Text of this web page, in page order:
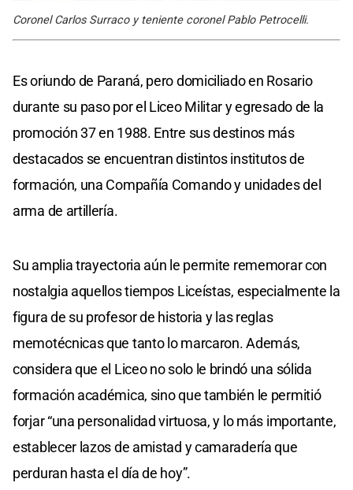
Coronel Carlos Surraco y teniente coronel Pablo Petrocelli.
Es oriundo de Paraná, pero domiciliado en Rosario
durante su paso por el Liceo Militar y egresado de la
promoción 37 en 1988. Entre sus destinos más
destacados se encuentran distintos institutos de
formación, una Compañía Comando y unidades del
arma de artillería.
Su amplia trayectoria aún le permite rememorar con
nostalgia aquellos tiempos Liceístas, especialmente la
figura de su profesor de historia y las reglas
memotécnicas que tanto lo marcaron. Además,
considera que el Liceo no solo le brindó una sólida
formación académica, sino que también le permitió
forjar “una personalidad virtuosa, y lo más importante,
establecer lazos de amistad y camaradería que
perduran hasta el día de hoy”.